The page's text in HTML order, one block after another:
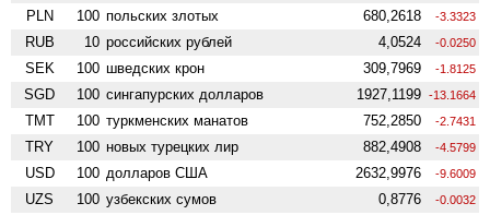
PLN 100 польских злотых 680,2618 -3.3323
RUB 10 российских рублей 4,0524 -0.0250
SEK 100 шведских крон 309,7969 -1.8125
SGD 100 сингапурских долларов 1927,1199 -13.1664
TMT 100 туркменских манатов 752,2850 -2.7431
TRY 100 новых турецких лир 882,4908 -4.5799
USD 100 долларов США 2632,9976 -9.6009
UZS 100 узбекских сумов 0,8776 -0.0032